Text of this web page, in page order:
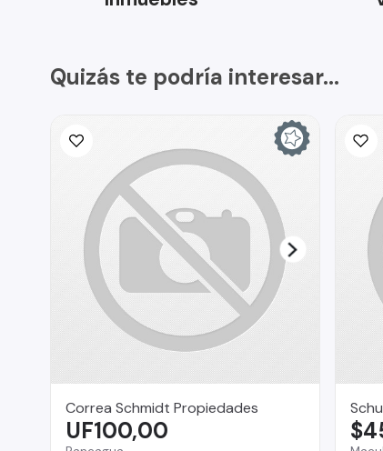
Quizás te podría interesar...
Correa Schmidt Propiedades
UF100,00